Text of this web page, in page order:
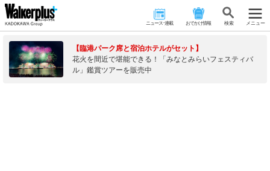
ニュース･連載 おでかけ情報 検 索 メニュー
【臨港パーク席と宿泊ホテルがセット】
花火を間近で堪能できる！「みなとみらいフェスティバ
ル」鑑賞ツアーを販売中